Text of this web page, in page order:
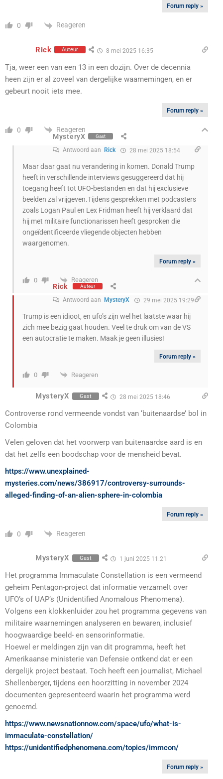
Forum reply »
0 Reageren
Rick Auteur 8 mei 2025 16:35
Tja, weer een van een 13 in een dozijn. Over de decennia
heen zijn er al zoveel van dergelijke waarnemingen, en er
gebeurt nooit iets mee.
Forum reply »
0
Reageren
MysteryX
Gast
Antwoord aan Rick 28 mei 2025 18:54
Maar daar gaat nu verandering in komen. Donald Trump
heeft in verschillende interviews gesuggereerd dat hij
toegang heeft tot UFO-bestanden en dat hij exclusieve
beelden zal vrijgeven.Tijdens gesprekken met podcasters
zoals Logan Paul en Lex Fridman heeft hij verklaard dat
hij met militaire functionarissen heeft gesproken die
ongeïdentificeerde vliegende objecten hebben
waargenomen.
Forum reply »
0 Reageren
Rick Auteur
Antwoord aan MysteryX 29 mei 2025 19:29
Trump is een idioot, en ufo’s zijn wel het laatste waar hij
zich mee bezig gaat houden. Veel te druk om van de VS
een autocratie te maken. Maak je geen illusies!
Forum reply »
0 Reageren
MysteryX Gast 28 mei 2025 18:46
Controverse rond vermeende vondst van ‘buitenaardse’ bol in
Colombia
Velen geloven dat het voorwerp van buitenaardse aard is en
dat het zelfs een boodschap voor de mensheid bevat.
https://www.unexplained-
mysteries.com/news/386917/controversy-surrounds-
alleged-finding-of-an-alien-sphere-in-colombia
Forum reply »
0 Reageren
MysteryX Gast 1 juni 2025 11:21
Het programma Immaculate Constellation is een vermeend
geheim Pentagon-project dat informatie verzamelt over
UFO’s of UAP’s (Unidentified Anomalous Phenomena).
Volgens een klokkenluider zou het programma gegevens van
militaire waarnemingen analyseren en bewaren, inclusief
hoogwaardige beeld- en sensorinformatie.
Hoewel er meldingen zijn van dit programma, heeft het
Amerikaanse ministerie van Defensie ontkend dat er een
dergelijk project bestaat. Toch heeft een journalist, Michael
Shellenberger, tijdens een hoorzitting in november 2024
documenten gepresenteerd waarin het programma werd
genoemd.
https://www.newsnationnow.com/space/ufo/what-is-
immaculate-constellation/
https://unidentifiedphenomena.com/topics/immcon/
Forum reply »